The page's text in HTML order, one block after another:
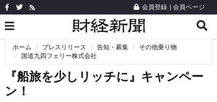
会員登録 会員ページ
ホーム プレスリリース 告知・募集
その他乗り物
国道九四フェリー株式会社
『船旅を少しリッチに』キャンペー
ン！